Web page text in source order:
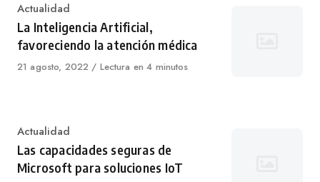
Category
Actualidad
La Inteligencia Artificial,
favoreciendo la atención médica
Published
21 agosto, 2022 Lectura en 4 minutos
Category
Actualidad
Las capacidades seguras de
Microsoft para soluciones IoT